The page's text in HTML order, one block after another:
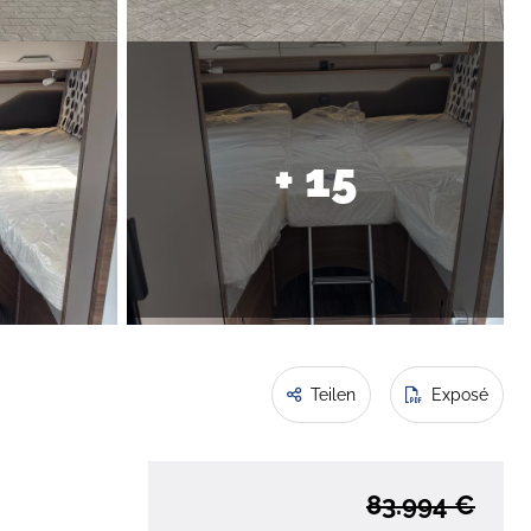
+ 15
Teilen Exposé
83.994 €